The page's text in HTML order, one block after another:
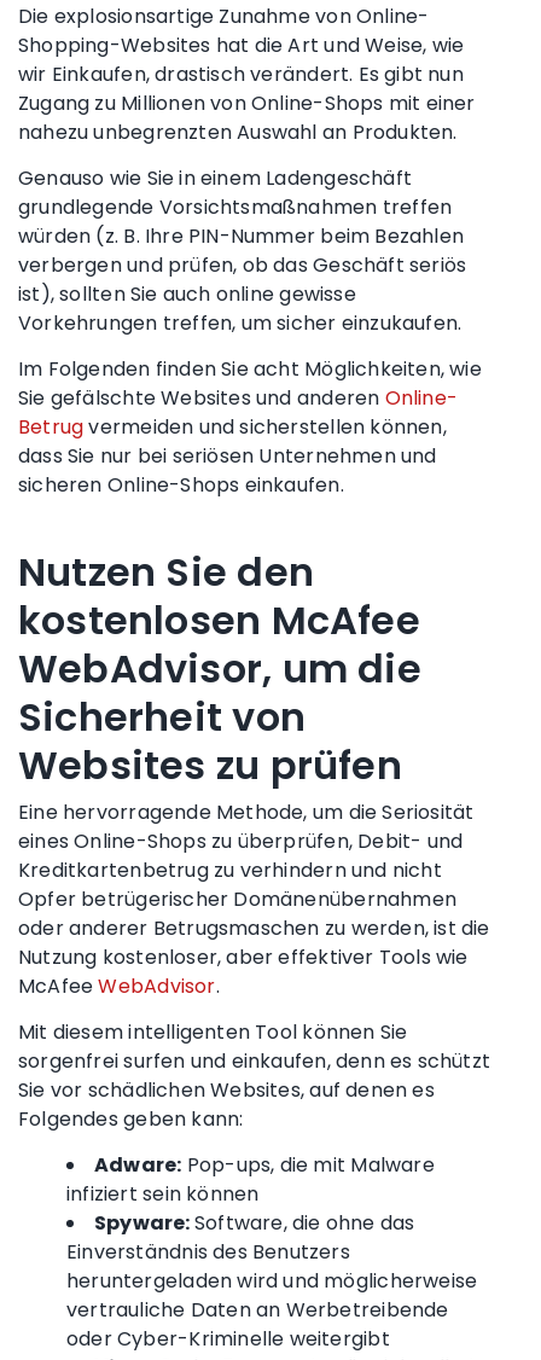
Die explosionsartige Zunahme vonOnline-
Shopping-Websites hat die Art und Weise, wie
wir Einkaufen, drastisch verändert. Es gibt nun
Zugang zu Millionen vonOnline-Shops mit einer
nahezu unbegrenzten Auswahl an Produkten.
Genauso wie Sie in einem Ladengeschäft
grundlegende Vorsichtsmaßnahmen treffen
würden (z. B. Ihre PIN-Nummer beim Bezahlen
verbergen und prüfen, ob das Geschäft seriös
ist), sollten Sie auch online gewisse
Vorkehrungen treffen, um sicher einzukaufen.
Im Folgenden finden Sie acht Möglichkeiten, wie
Sie gefälschte Websites und anderen Online-
Betrugvermeiden und sicherstellen können,
dass Sie nur bei seriösen Unternehmen und
sicheren Online-Shops einkaufen.
Nutzen Sie den
kostenlosen McAfee
WebAdvisor, um die
Sicherheit von
Websites zu prüfen
Eine hervorragende Methode, um die Seriosität
eines Online-Shops zu überprüfen, Debit- und
Kreditkartenbetrug zu verhindern und nicht
Opfer betrügerischer Domänenübernahmen
oder anderer Betrugsmaschen zu werden, ist die
Nutzung kostenloser, aber effektiver Tools wie
McAfeeWebAdvisor.
Mit diesem intelligenten Tool können Sie
sorgenfrei surfen und einkaufen, denn es schützt
Sie vor schädlichen Websites, auf denen es
Folgendes geben kann:
Adware: Pop-ups, die mit Malware
infiziert sein können
Spyware:Software, die ohne das
Einverständnis des Benutzers
heruntergeladen wird und möglicherweise
vertrauliche Daten an Werbetreibende
oder Cyber-Kriminelle weitergibt